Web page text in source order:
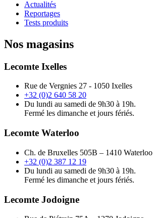
Actualités
Reportages
Tests produits
Nos magasins
Lecomte Ixelles
Rue de Vergnies 27 - 1050 Ixelles
+32 (0)2 640 58 20
Du lundi au samedi de 9h30 à 19h.
Fermé les dimanche et jours fériés.
Lecomte Waterloo
Ch. de Bruxelles 505B – 1410 Waterloo
+32 (0)2 387 12 19
Du lundi au samedi de 9h30 à 19h.
Fermé les dimanche et jours fériés.
Lecomte Jodoigne